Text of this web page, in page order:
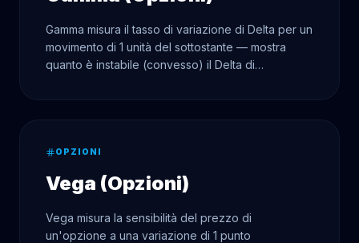
Gamma misura il tasso di variazione di Delta per un
movimento di 1 unità del sottostante — mostra
quanto è instabile (convesso) il Delta di
OPZIONI
Vega (Opzioni)
Vega misura la sensibilità del prezzo di
un'opzione a una variazione di 1 punto